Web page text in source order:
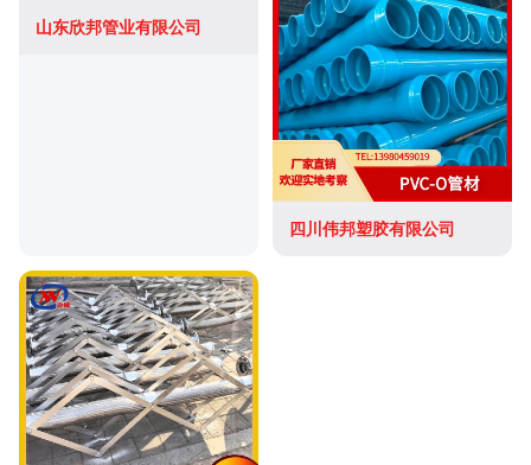
山东欣邦管业有限公司
四川伟邦塑胶有限公司